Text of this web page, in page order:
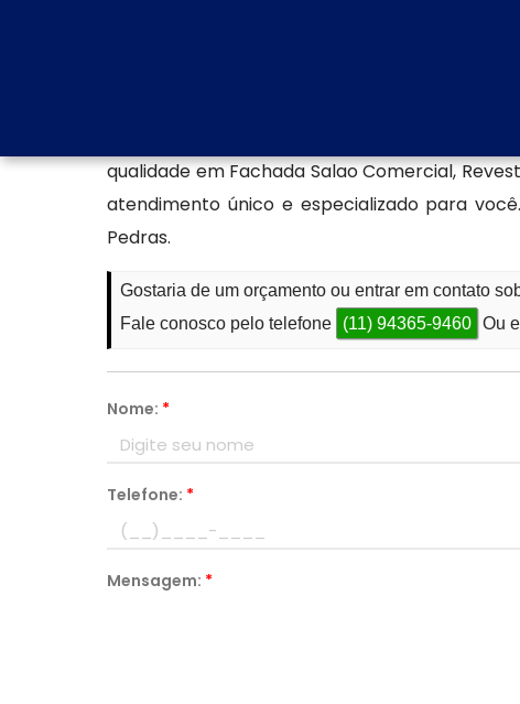
empresas de maior credibilidade, a
qualidade em Fachada Salao Comercial,
atendimento único e especializado para
Pedras.
Gostaria de um orçamento ou entrar em contato
Fale conosco pelo telefone
(11) 94365-9460 Ou
Nome: *
Telefone: *
Mensagem: *